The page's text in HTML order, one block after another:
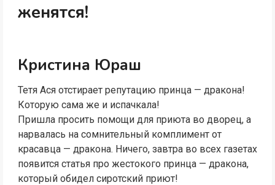
женятся!
Кристина Юраш
Тетя Ася отстирает репутацию принца — дракона!
Которую сама же и испачкала!
Пришла просить помощи для приюта во дворец, а
нарвалась на сомнительный комплимент от
красавца — дракона. Ничего, завтра во всех газетах
появится статья про жестокого принца — дракона,
который обидел сиротский приют!